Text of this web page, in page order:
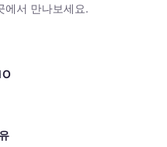
에서 만나보세요.